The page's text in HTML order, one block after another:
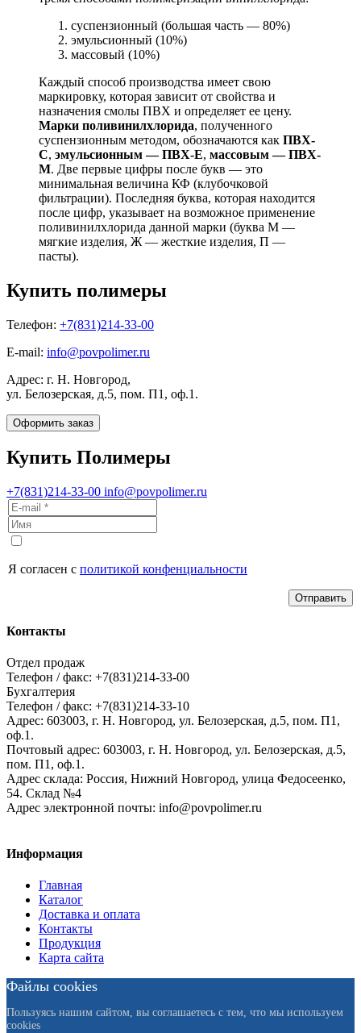
суспензионный (большая часть — 80%)
эмульсионный (10%)
массовый (10%)
Каждый способ производства имеет свою
маркировку, которая зависит от свойства и
назначения смолы ПВХ и определяет ее цену.
Марки поливинилхлорида, полученного
суспензионным методом, обозначаются как ПВХ-
С, эмульсионным — ПВХ-Е, массовым — ПВХ-
М. Две первые цифры после букв — это
минимальная величина КФ (клубочковой
фильтрации). Последняя буква, которая находится
после цифр, указывает на возможное применение
поливинилхлорида данной марки (буква М —
мягкие изделия, Ж — жесткие изделия, П —
пасты).
Купить полимеры
Телефон: +7(831)214-33-00
E-mail: info@povpolimer.ru
Адрес: г. Н. Новгород,
ул. Белозерская, д.5, пом. П1, оф.1.
Оформить заказ
Купить Полимеры
+7(831)214-33-00 info@povpolimer.ru
Я согласен с политикой конфенциальности
Отправить
Контакты
Отдел продаж
Телефон / факс: +7(831)214-33-00
Бухгалтерия
Телефон / факс: +7(831)214-33-10
Адрес: 603003, г. Н. Новгород, ул. Белозерская, д.5, пом. П1,
оф.1.
Почтовый адрес: 603003, г. Н. Новгород, ул. Белозерская, д.5,
пом. П1, оф.1.
Адрес склада: Россия, Нижний Новгород, улица Федосеенко,
54. Склад №4
Адрес электронной почты: info@povpolimer.ru
Информация
Главная
Каталог
Доставка и оплата
Контакты
Продукция
Карта сайта
Файлы cookies
Пользуясь нашим сайтом, вы соглашаетесь с тем, что мы используем
cookies